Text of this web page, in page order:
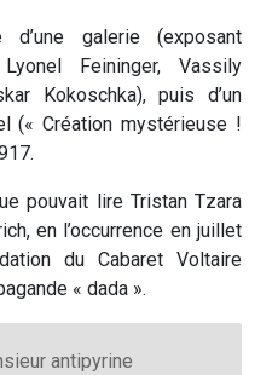
galerie (exposant
Feininger, Vassily
Kokoschka), puis d’un
(« Création mystérieuse !
pouvait lire Tristan Tzara
en l’occurrence en juillet
du Cabaret Voltaire
« dada ».
antipyrine